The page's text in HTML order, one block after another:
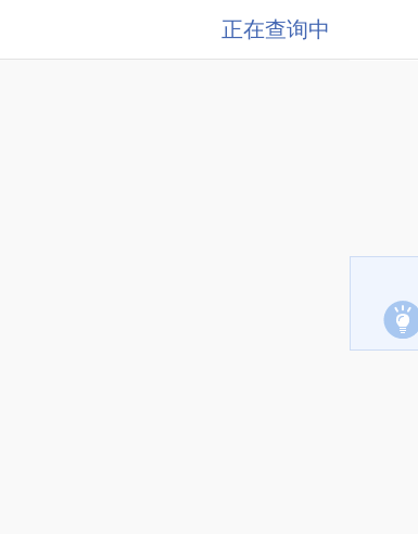
正在查询中